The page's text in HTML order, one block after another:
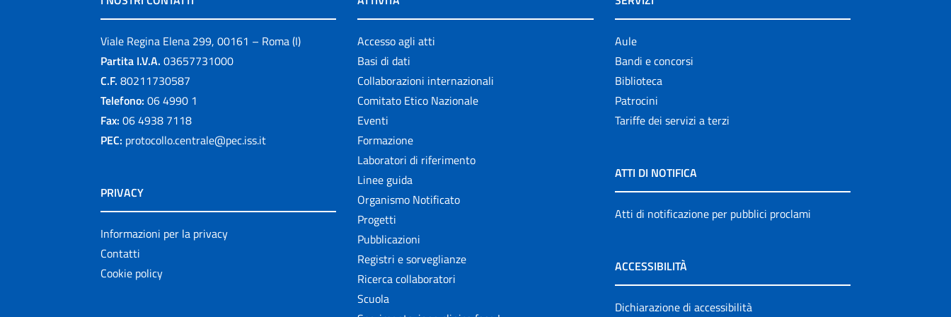
Viale Regina Elena 299, 00161 – Roma (I)
Partita I.V.A. 03657731000
C.F. 80211730587
Telefono: 06 4990 1
Fax: 06 4938 7118
PEC: protocollo.centrale@pec.iss.it
PRIVACY
Informazioni per la privacy
Contatti
Cookie policy
Accesso agli atti
Basi di dati
Collaborazioni internazionali
Comitato Etico Nazionale
Eventi
Formazione
Laboratori di riferimento
Linee guida
Organismo Notificato
Progetti
Pubblicazioni
Registri e sorveglianze
Ricerca collaboratori
Scuola
Aule
Bandi e concorsi
Biblioteca
Patrocini
Tariffe dei servizi a terzi
ATTI DI NOTIFICA
Atti di notificazione per pubblici proclami
ACCESSIBILITÀ
Dichiarazione di accessibilità